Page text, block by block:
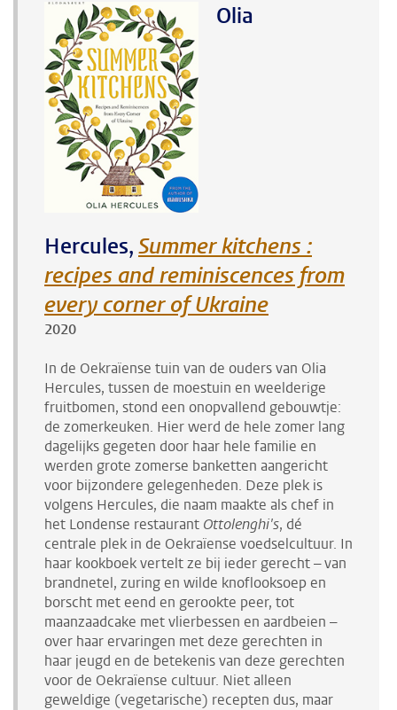
Olia
Hercules,Summer kitchens :
recipes and reminiscences from
every corner of Ukraine
2020
In de Oekraïense tuin van de ouders van Olia
Hercules, tussen de moestuin en weelderige
fruitbomen, stond een onopvallend gebouwtje:
de zomerkeuken. Hier werd de hele zomer lang
dagelijks gegeten door haar hele familie en
werden grote zomerse banketten aangericht
voor bijzondere gelegenheden. Deze plek is
volgens Hercules, die naam maakte als chef in
het Londense restaurant Ottolenghi's, dé
centrale plek in de Oekraïense voedselcultuur. In
haar kookboek vertelt ze bij ieder gerecht – van
brandnetel, zuring en wilde knoflooksoep en
borscht met eend en gerookte peer, tot
maanzaadcake met vlierbessen en aardbeien –
over haar ervaringen met deze gerechten in
haar jeugd en de betekenis van deze gerechten
voor de Oekraïense cultuur. Niet alleen
geweldige (vegetarische) recepten dus, maar